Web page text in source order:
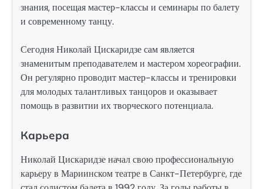
знания, посещая мастер-классы и семинары по балету
и современному танцу.
Сегодня Николай Цискаридзе сам является
знаменитым преподавателем и мастером хореографии.
Он регулярно проводит мастер-классы и тренировки
для молодых талантливых танцоров и оказывает
помощь в развитии их творческого потенциала.
Карьера
Николай Цискаридзе начал свою профессиональную
карьеру в Мариинском театре в Санкт-Петербурге, где